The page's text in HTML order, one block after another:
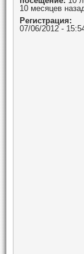
10 месяцев
Регистрация:
07/06/2012 -